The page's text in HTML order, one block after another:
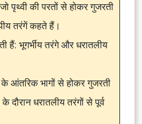
पृथ्वी की परतों से होकर गुजरती
तरंगें कहते हैं।
हैं: भूगर्भीय तरंगे और धरातलीय
के आंतरिक भागों से होकर गुजरती
धरातलीय तरंगों से पूर्व